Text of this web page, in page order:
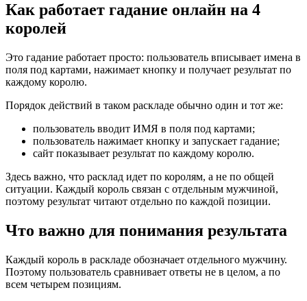
Как работает гадание онлайн на 4
королей
Это гадание работает просто: пользователь вписывает имена в
поля под картами, нажимает кнопку и получает результат по
каждому королю.
Порядок действий в таком раскладе обычно один и тот же:
пользователь вводит ИМЯ в поля под картами;
пользователь нажимает кнопку и запускает гадание;
сайт показывает результат по каждому королю.
Здесь важно, что расклад идет по королям, а не по общей
ситуации. Каждый король связан с отдельным мужчиной,
поэтому результат читают отдельно по каждой позиции.
Что важно для понимания результата
Каждый король в раскладе обозначает отдельного мужчину.
Поэтому пользователь сравнивает ответы не в целом, а по
всем четырем позициям.